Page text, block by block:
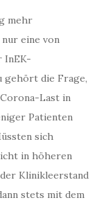
mehr
eine von
InEK-
gehört die Frage,
Last in
Patienten
sich
in höheren
Klinikleerstand
stets mit dem